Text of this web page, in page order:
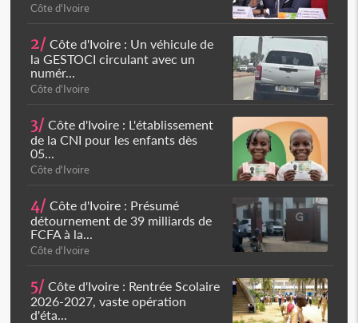
Côte d'Ivoire
2/ Côte d'Ivoire : Un véhicule de
la GESTOCI circulant avec un
numér...
Côte d'Ivoire
3/ Côte d'Ivoire : L'établissement
de la CNI pour les enfants dès
05...
Côte d'Ivoire
4/ Côte d'Ivoire : Présumé
détournement de 39 milliards de
FCFA à la...
Côte d'Ivoire
5/ Côte d'Ivoire : Rentrée Scolaire
2026-2027, vaste opération
d'éta...